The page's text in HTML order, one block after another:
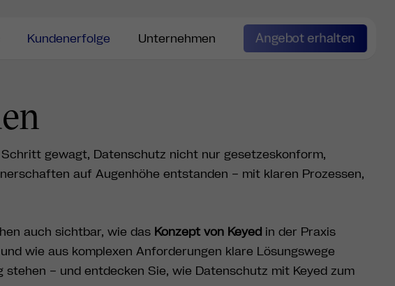
Kundenerfolge Unternehmen Angebot erhalten
Schritt gewagt, Datenschutz nicht nur gesetzeskonform,
auf Augenhöhe entstanden – mit klaren Prozessen,
auch sichtbar, wie das Konzept von Keyed in der Praxis
wie aus komplexen Anforderungen klare Lösungswege
– und entdecken Sie, wie Datenschutz mit Keyed zum